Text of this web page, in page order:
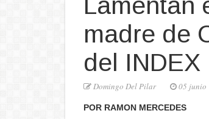
madre de
del INDEX
Domingo Del Pilar 05 junio
POR RAMON MERCEDES